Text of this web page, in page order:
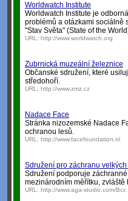
Worldwatch Institute
Worldwatch Institute je
problémů a otázkami sociálně
"Stav Světa" (State of the
URL: http://www.worldwatch.org
Zubrnická muzeální železnice
Občanské sdružení, které
středohoří.
URL: http://www.zmz.cz
Nadace Face
Stránka nizozemské Nadace
ochranou lesů.
URL: http://www.facefoundation.nl
Sdružení pro záchranu
Sdružení podporuje
mezinárodním měřítku, zvláště
URL: http://www.aga-studio.com/Bcc